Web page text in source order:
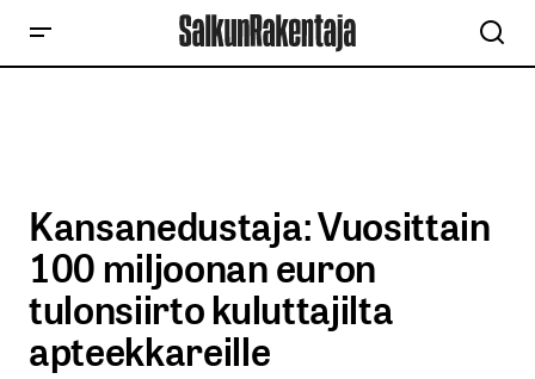
Kansanedustaja: Vuosittain
100 miljoonan euron
tulonsiirto kuluttajilta
apteekkareille